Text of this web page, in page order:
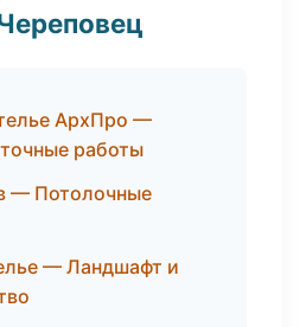
АрхПро —
работы
— Потолочные
— Ландшафт и